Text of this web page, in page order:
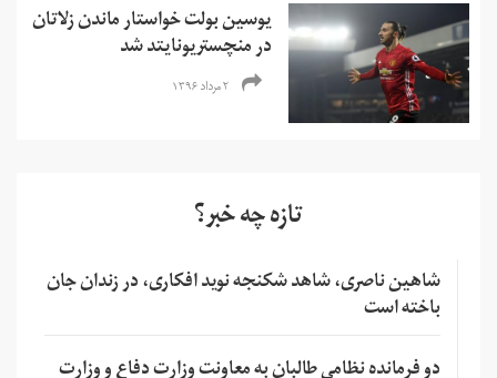
یوسین بولت خواستار ماندن زلاتان
در منچستریونایتد شد
۲ مرداد ۱۳۹۶
تازه چه خبر؟
شاهین ناصری، شاهد شکنجه نوید افکاری، در زندان جان
باخته است